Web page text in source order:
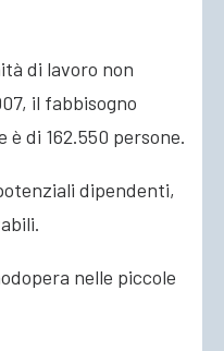
di lavoro non
il fabbisogno
è di 162.550 persone.
dipendenti,
nelle piccole